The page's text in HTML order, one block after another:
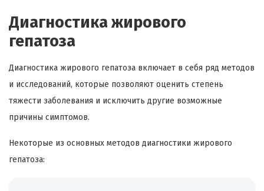
Диагностика жирового
гепатоза
Диагностика жирового гепатоза включает в себя ряд методов
и исследований, которые позволяют оценить степень
тяжести заболевания и исключить другие возможные
причины симптомов.
Некоторые из основных методов диагностики жирового
гепатоза: